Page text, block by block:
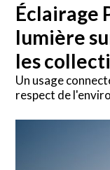
Éclairage
lumière
les
Un usage
respect de